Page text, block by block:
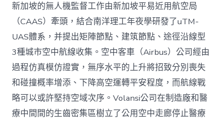
新加坡的無人機監督工作由新加坡平易近用航空局
（CAAS）牽頭，結合南洋理工年夜學研發了uTM-
UAS體系，并提出矩陣節點、建筑節點、途徑沿線型
3種城市空中航線收集。空中客車（Airbus）公司經由
過程仿真模仿證實，無序水平的上升將招致分別喪失
和碰撞概率增添、下降高空運轉平安程度，而航線戰
略可以或許堅持空域次序。Volansi公司在制造廠和醫
療中間間的生齒密集區樹立了公用空中走廊停止醫療